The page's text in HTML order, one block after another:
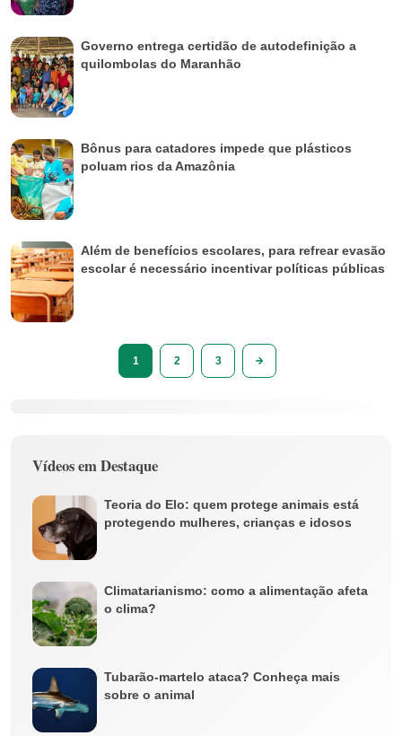
Governo entrega certidão de autodefinição a
quilombolas do Maranhão
Bônus para catadores impede que plásticos
poluam rios da Amazônia
Além de benefícios escolares, para refrear evasão
escolar é necessário incentivar políticas públicas
1 2 3
Vídeos em Destaque
Teoria do Elo: quem protege animais está
protegendo mulheres, crianças e idosos
Climatarianismo: como a alimentação afeta
o clima?
Tubarão-martelo ataca? Conheça mais
sobre o animal